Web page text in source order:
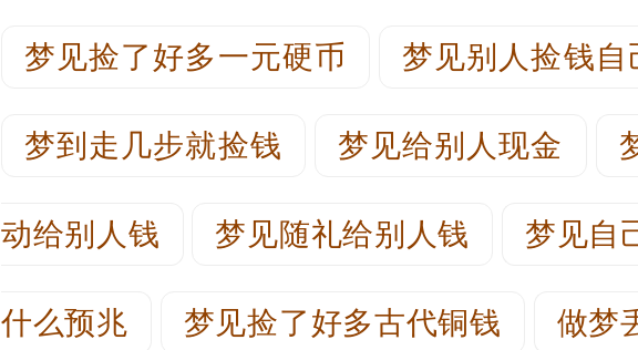
梦见捡了好多一元硬币 梦见别人捡钱自
梦到走几步就捡钱 梦见给别人现金
动给别人钱 梦见随礼给别人钱 梦见自
什么预兆 梦见捡了好多古代铜钱 做梦